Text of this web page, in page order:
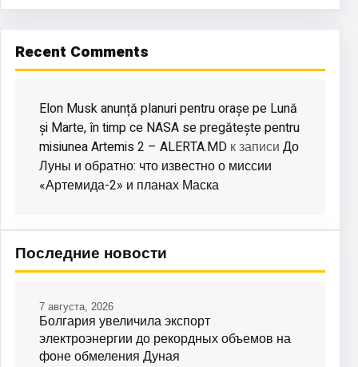
Recent Comments
Elon Musk anunță planuri pentru orașe pe Lună
și Marte, în timp ce NASA se pregătește pentru
misiunea Artemis 2 – ALERTA.MD к записи До
Луны и обратно: что известно о миссии
«Артемида-2» и планах Маска
Последние новости
Болгария увеличила экспорт
электроэнергии до рекордных объемов на
фоне обмеления Дуная
7 августа, 2026